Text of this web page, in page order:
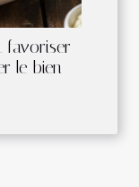
favoriser
le bien-